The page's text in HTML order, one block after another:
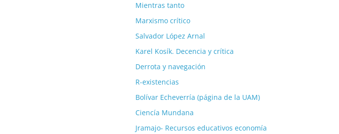
Mientras tanto
Marxismo crítico
Salvador López Arnal
Karel Kosík. Decencia y crítica
Derrota y navegación
R-existencias
Bolívar Echeverría (página de la UAM)
Ciencía Mundana
Jramajo- Recursos educativos economía